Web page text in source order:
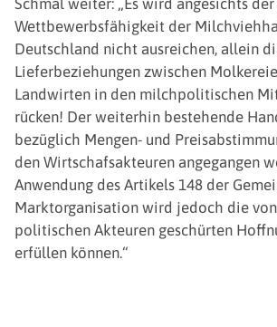
Wettbewerbsfähigkeit der
Deutschland nicht ausreichen, allein
Lieferbeziehungen zwischen
Landwirten in den milchpolitischen
rücken! Der weiterhin bestehende
bezüglich Mengen- und
den Wirtschafsakteuren angegangen
Anwendung des Artikels 148 der
Marktorganisation wird jedoch die
politischen Akteuren geschürten
erfüllen können.“